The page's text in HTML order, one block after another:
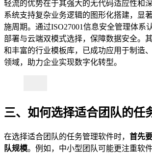
轻流的优势在于其强大的无代码适应性和
系统支持复杂业务逻辑的图形化搭建，显
施周期。通过ISO27001信息安全管理体系
部署与云端双模式选择，保障数据安全。
和丰富的行业模板库，已成功应用于制造
领域，助力企业实现数字化转型。
三、如何选择适合团队的任
在选择适合团队的任务管理软件时， 首先
队规模。例如，中小型团队可能更注重软